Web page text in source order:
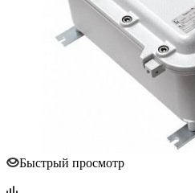
Быстрый просмотр